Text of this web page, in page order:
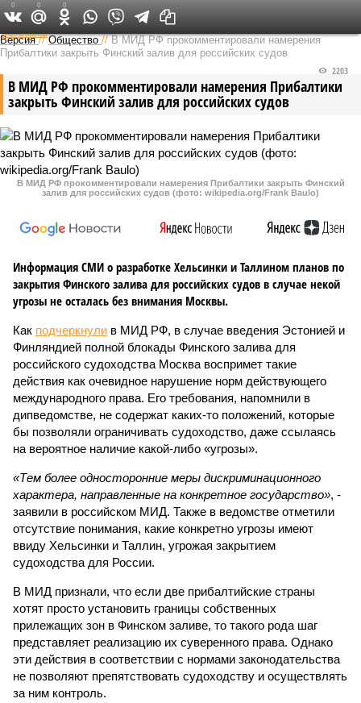
Федеральный выпуск
Версия //Общество //В МИД РФ прокомментировали намерения
Прибалтики закрыть Финский залив для российских судов
В МИД РФ прокомментировали намерения Прибалтики
закрыть Финский залив для российских судов
2203
В МИД РФ прокомментировали намерения Прибалтики закрыть Финский
залив для российских судов (фото: wikipedia.org/Frank Baulo)
Информация СМИ о разработке Хельсинки и Таллином планов по
закрытия Финского залива для российских судов в случае некой
угрозы не осталась без внимания Москвы.
Как подчеркнули в МИД РФ, в случае введения Эстонией и
Финляндией полной блокады Финского залива для
российского судоходства Москва воспримет такие
действия как очевидное нарушение норм действующего
международного права. Его требования, напомнили в
дипведомстве, не содержат каких-то положений, которые
бы позволяли ограничивать судоходство, даже ссылаясь
на вероятное наличие какой-либо «угрозы».
«Тем более односторонние меры дискриминационного
характера, направленные на конкретное государство», -
заявили в российском МИД. Также в ведомстве отметили
отсутствие понимания, какие конкретно угрозы имеют
ввиду Хельсинки и Таллин, угрожая закрытием
судоходства для России.
В МИД признали, что если две прибалтийские страны
хотят просто установить границы собственных
прилежащих зон в Финском заливе, то такого рода шаг
представляет реализацию их суверенного права. Однако
эти действия в соответствии с нормами законодательства
не позволяют препятствовать судоходству и осуществлять
за ним контроль.
0 0 0